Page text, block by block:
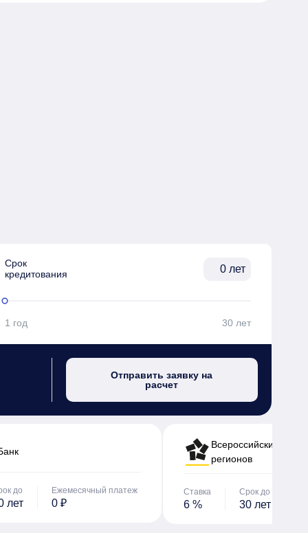
Срок
кредитования
лет
1 год 30 лет
Отправить заявку на
расчет
до
лет
Ежемесячный платеж
0 ₽
Всероссийский банк
регионов
Ставка
6 %
Срок до
30 лет